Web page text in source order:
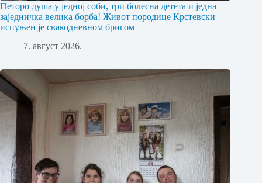
Петоро душа у једној соби, три болесна детета и једна
заједничка велика борба! Живот породице Крстевски
испуњен је свакодневном бригом
7. август 2026.